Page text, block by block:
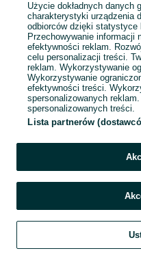
Szukaj Obserwujesz
Użycie dokładnych danych
charakterystyki urządzenia
odbiorców dzięki statystyce
Przechowywanie informacji
efektywności reklam.
celu personalizacji treści.
reklam. Wykorzystywanie
Wykorzystywanie
efektywności treści.
spersonalizowanych
spersonalizowanych treści.
Lista partnerów